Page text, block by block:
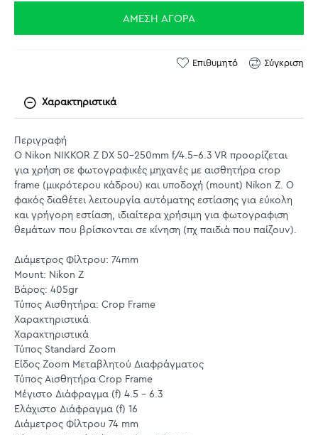
ΆΜΕΣΗ ΑΓΟΡΆ
Επιθυμητό Σύγκριση
Χαρακτηριστικά
Περιγραφή
O Nikon NIKKOR Z DX 50-250mm f/4.5-6.3 VR προορίζεται
για χρήση σε φωτογραφικές μηχανές με αισθητήρα crop
frame (μικρότερου κάδρου) και υποδοχή (mount) Nikon Z. Ο
φακός διαθέτει λειτουργία αυτόματης εστίασης για εύκολη
και γρήγορη εστίαση, ιδιαίτερα χρήσιμη για φωτογραφιση
θεμάτων που βρίσκονται σε κίνηση (πχ παιδιά που παίζουν).
Διάμετρος Φίλτρου: 74mm
Mount: Nikon Z
Βάρος: 405gr
Τύπος Αισθητήρα: Crop Frame
Χαρακτηριστικά
Χαρακτηριστικά
Τύπος Standard Zoom
Είδος Zoom Μεταβλητού Διαφράγματος
Τύπος Αισθητήρα Crop Frame
Μέγιστο Διάφραγμα (f) 4.5 - 6.3
Ελάχιστο Διάφραγμα (f) 16
Διάμετρος Φίλτρου 74 mm